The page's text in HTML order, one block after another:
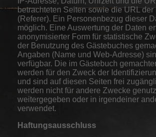
betrachteten Seiten sowie die URL der
(Referer). Ein Personenbezug dieser
möglich. Eine Auswertung der Daten
anonymisierter Form für statistische
der Benutzung des Gästebuches
Angaben (Name und Web-Adresse)
verfügbar. Die im Gästebuch
werden für den Zweck der
und sind auf diesen Seiten frei
werden nicht für andere Zwecke
weitergegeben oder in irgendeiner
verwendet.
Haftungsausschluss